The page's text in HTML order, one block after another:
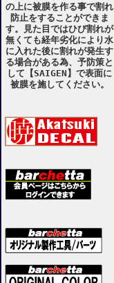
の上に被膜を作る事で割れ
防止をすることができま
す。見た目ではひび割れが
無くても経年劣化により水
に入れた後に割れが発生す
る場合がある為、予防策と
して【SAIGEN】で表面に
被膜を施してください。